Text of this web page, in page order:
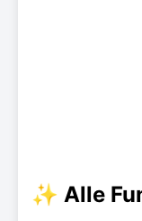
✨ Alle